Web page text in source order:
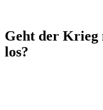
Geht der
los?